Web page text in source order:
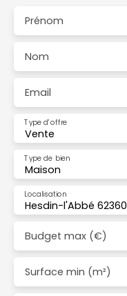
Prénom
Nom
Email
Vente
Type d'offre
Maison
Type de bien
Hesdin-l'Abbé 62360
Localisation
Budget max (€)
Surface min (m²)